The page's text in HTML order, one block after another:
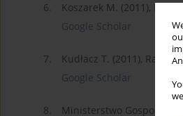
6.
Koszarek M. (2011),
Google Scholar
7.
Kudłacz T. (2011),
Google Scholar
8.
Ministerstwo Gospodarki